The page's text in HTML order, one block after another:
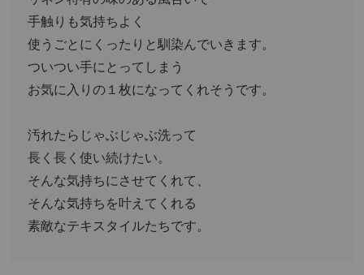
手触りも気持ちよく
使うごとにくったりと馴染んでいきます。
ついつい手にとってしまう
お気に入りの１枚になってくれそうです。
汚れたらじゃぶじゃぶ洗って
長く長く使い続けたい。
そんな気持ちにさせてくれて、
そんな気持ちを叶えてくれる
素敵なテキスタイルたちです。